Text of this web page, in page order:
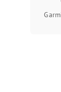
Проблемы с
модулем